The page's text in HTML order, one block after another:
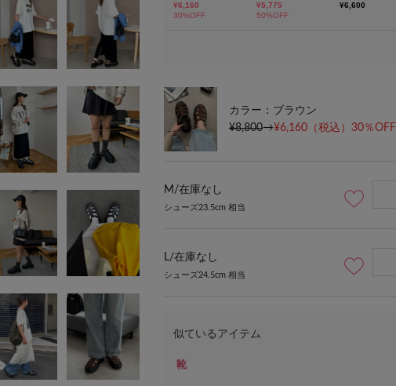
カラー：ブラウン
¥8,800→¥6,160 （税込）30％OFF
M/在庫なし
シューズ23.5cm 相当
L/在庫なし
シューズ24.5cm 相当